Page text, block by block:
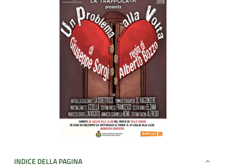
INDICE DELLA PAGINA